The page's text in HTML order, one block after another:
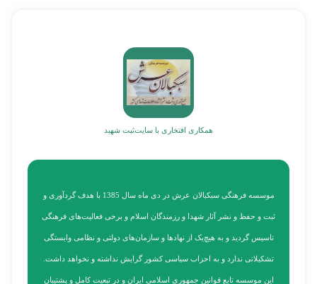
همکاری افتخاری با سایتثبت شهید
موسسه فرهنگی سبکبالان عرش در دی ماه سال 1385 با هدف گردآوری و
ثبت و حفظ و نشر آثار شهدا و رزمندگان اسلام و برخی فعالیت‌های فرهنگی
تاسیس گردید و به هیچ‌یک از نهادها و سازمان‌های دولتی و نظامی وابستگی
تشکیلاتی ندارد و به احزاب سیاسی کشور گرایش نداشته و نخواهد داشت.
این موسسه تابع قوانین جمهوری اسلامی ایران و در تبعیت کامل و پشتیبان